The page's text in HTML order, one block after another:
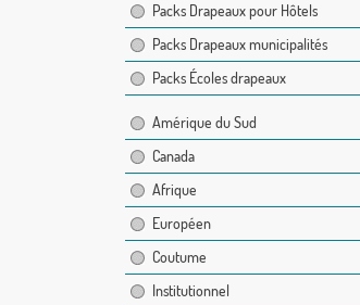
Packs Drapeaux pour Hôtels
Packs Drapeaux municipalités
Packs Écoles drapeaux
Amérique du Sud
Canada
Afrique
Européen
Coutume
Institutionnel